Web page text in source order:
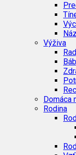
Výživa
Domáca
Rodina